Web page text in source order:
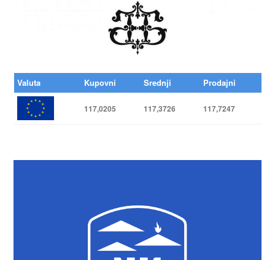
Valuta Kupovni Srednji Prodajni
117,0205 117,3726 117,7247